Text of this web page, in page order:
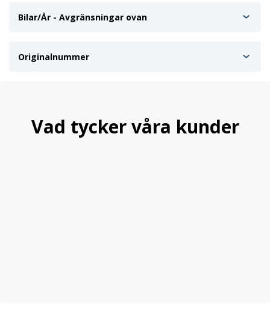
Bilar/År - Avgränsningar ovan
Originalnummer
Vad tycker våra kunder